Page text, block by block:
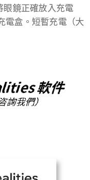
眼鏡正確放入充電
電盒。短暫充電（大